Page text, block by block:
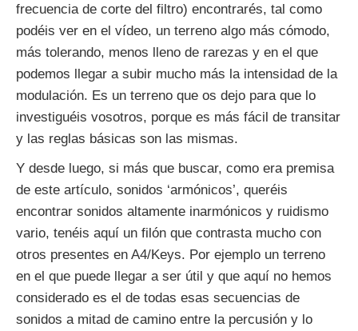
frecuencia de corte del filtro) encontrarés, tal como
podéis ver en el vídeo, un terreno algo más cómodo,
más tolerando, menos lleno de rarezas y en el que
podemos llegar a subir mucho más la intensidad de la
modulación. Es un terreno que os dejo para que lo
investiguéis vosotros, porque es más fácil de transitar
y las reglas básicas son las mismas.
Y desde luego, si más que buscar, como era premisa
de este artículo, sonidos ‘armónicos’, queréis
encontrar sonidos altamente inarmónicos y ruidismo
vario, tenéis aquí un filón que contrasta mucho con
otros presentes en A4/Keys. Por ejemplo un terreno
en el que puede llegar a ser útil y que aquí no hemos
considerado es el de todas esas secuencias de
sonidos a mitad de camino entre la percusión y lo